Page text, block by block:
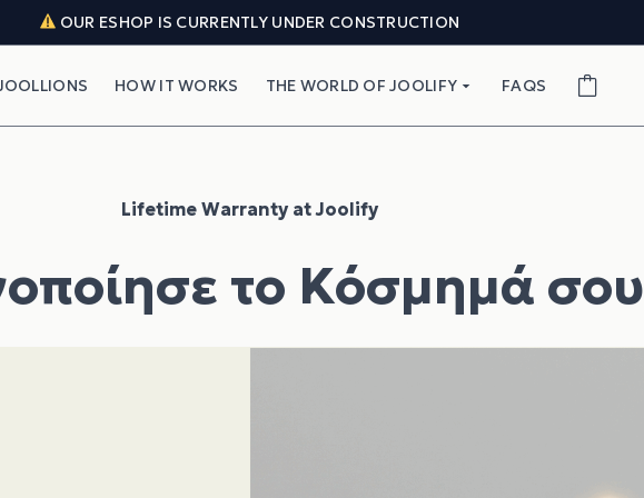
OUR ESHOP IS CURRENTLY UNDER CONSTRUCTION
HOW IT WORKS THE WORLD OF JOOLIFY FAQS
Lifetime Warranty at Joolify
το Κόσμημά σου